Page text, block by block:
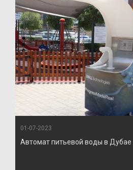
01-07-2023
Автомат питьевой воды в Дубае